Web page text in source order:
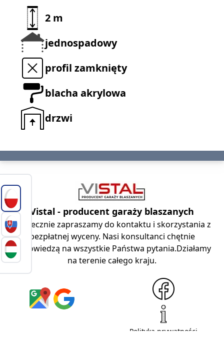
2 m
jednospadowy
profil zamknięty
blacha akrylowa
drzwi
Vistal - producent garaży blaszanych
Serdecznie zapraszamy do kontaktu i skorzystania z
bezpłatnej wyceny. Nasi konsultanci chętnie
odpowiedzą na wszystkie Państwa pytania.Działamy
na terenie całego kraju.
Polityka prywatności